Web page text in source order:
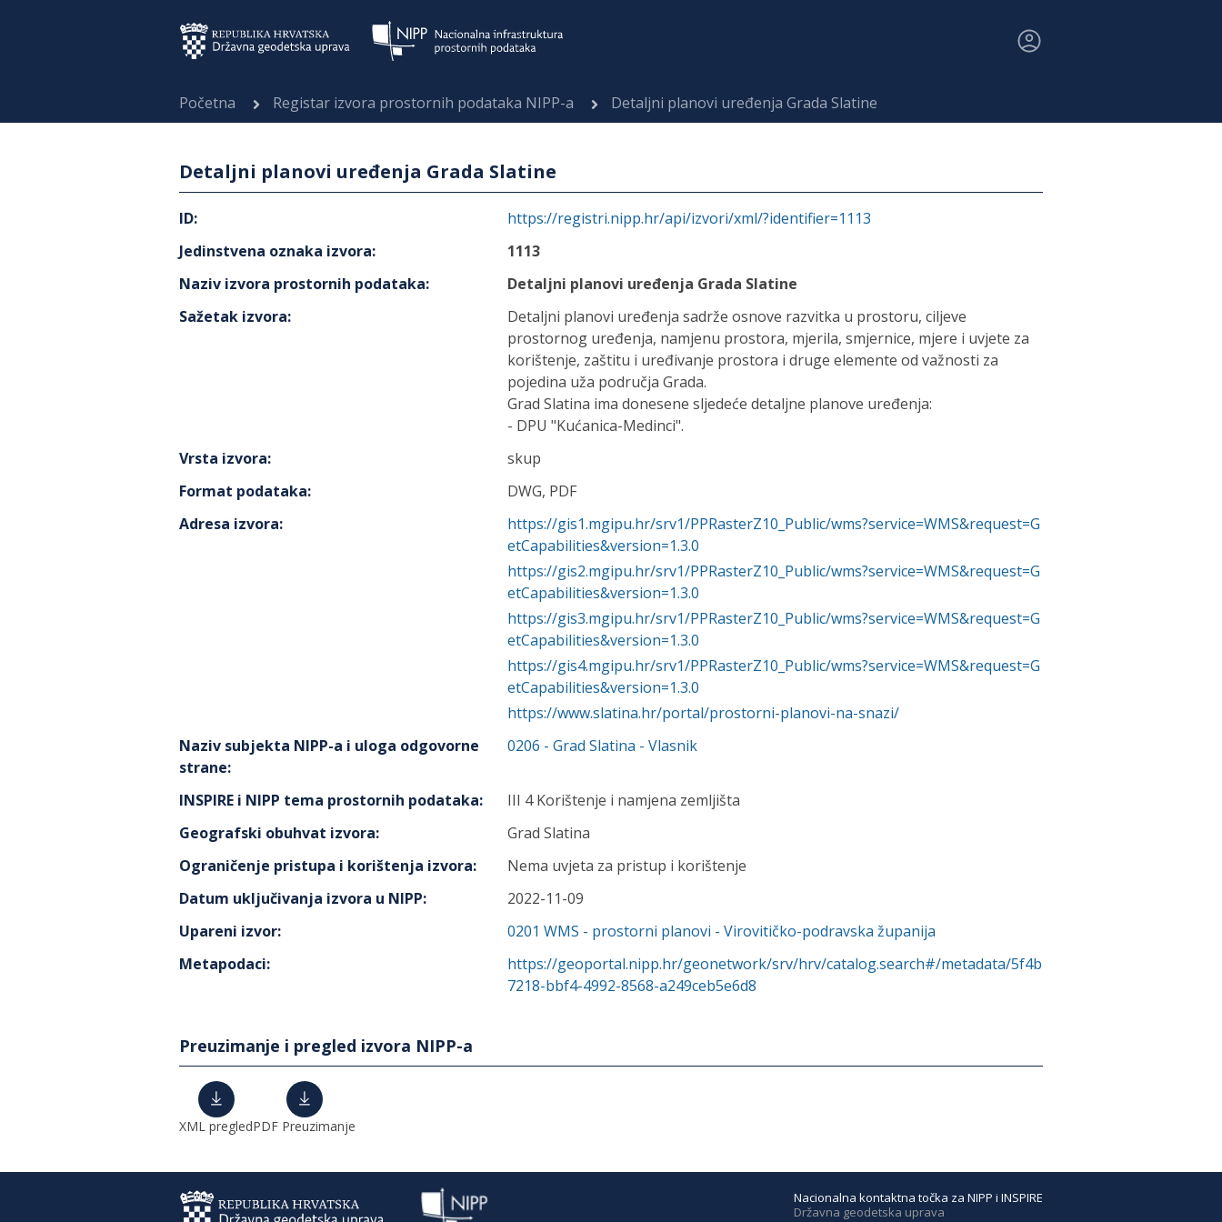
Početna Registar izvora prostornih podataka NIPP-a Detaljni planovi uređenja Grada Slatine
Detaljni planovi uređenja Grada Slatine
ID:
https://registri.nipp.hr/api/izvori/xml/?identifier=1113
Jedinstvena oznaka izvora:
1113
Naziv izvora prostornih podataka:
Detaljni planovi uređenja Grada Slatine
Sažetak izvora:
Detaljni planovi uređenja sadrže osnove razvitka u prostoru, ciljeve
prostornog uređenja, namjenu prostora, mjerila, smjernice, mjere i uvjete za
korištenje, zaštitu i uređivanje prostora i druge elemente od važnosti za
pojedina uža područja Grada.
Grad Slatina ima donesene sljedeće detaljne planove uređenja:
- DPU "Kućanica-Medinci".
Vrsta izvora:
skup
Format podataka:
DWG, PDF
Adresa izvora:
https://gis1.mgipu.hr/srv1/PPRasterZ10_Public/wms?service=WMS&request=G
etCapabilities&version=1.3.0
https://gis2.mgipu.hr/srv1/PPRasterZ10_Public/wms?service=WMS&request=G
etCapabilities&version=1.3.0
https://gis3.mgipu.hr/srv1/PPRasterZ10_Public/wms?service=WMS&request=G
etCapabilities&version=1.3.0
https://gis4.mgipu.hr/srv1/PPRasterZ10_Public/wms?service=WMS&request=G
etCapabilities&version=1.3.0
https://www.slatina.hr/portal/prostorni-planovi-na-snazi/
Naziv subjekta NIPP-a i uloga odgovorne
strane:
0206 - Grad Slatina - Vlasnik
INSPIRE i NIPP tema prostornih podataka:
III 4 Korištenje i namjena zemljišta
Geografski obuhvat izvora:
Grad Slatina
Ograničenje pristupa i korištenja izvora:
Nema uvjeta za pristup i korištenje
Datum uključivanja izvora u NIPP:
2022-11-09
Upareni izvor: 0201 WMS - prostorni planovi - Virovitičko-podravska županija
Metapodaci:
https://geoportal.nipp.hr/geonetwork/srv/hrv/catalog.search#/metadata/5f4b
7218-bbf4-4992-8568-a249ceb5e6d8
Preuzimanje i pregled izvora NIPP-a
XML pregledPDF Preuzimanje
Nacionalna kontaktna točka za NIPP i INSPIRE
Državna geodetska uprava